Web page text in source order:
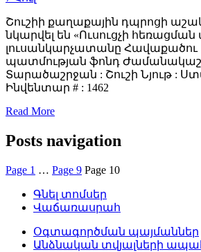
Շուշիի քաղաքային դպրոցի
նկարվել են «Ուսուցչի
լուսանկարչատանը Հավաքածու
պատմության ֆոնդ
Տարածաշրջան : Շուշի Նյութ :
Ինվենտար # : 1462
Read More
Posts navigation
Page 1 … Page 9 Page 10
Գնել տոմսեր
Վաճառասրահ
Օգտագործման պայմաններ
Անձնական տվյալների